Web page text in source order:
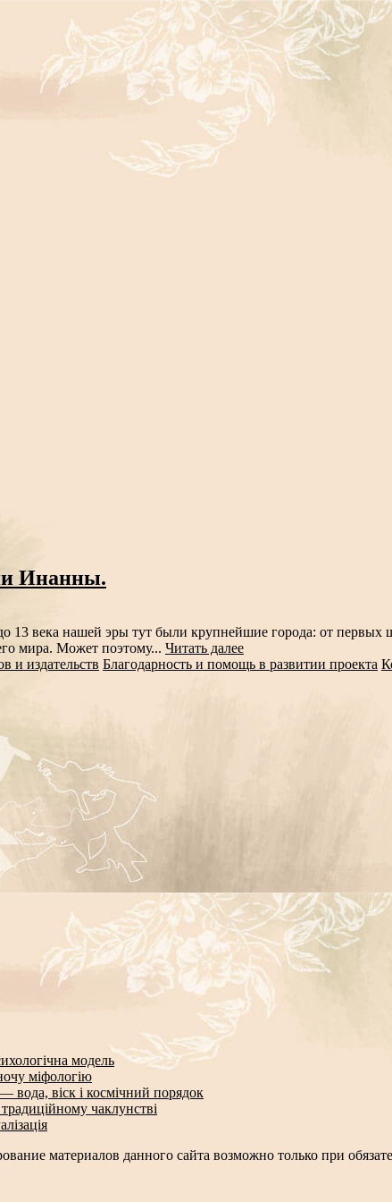
Инанны.
13 века нашей эры тут были крупнейшие города: от первых
мира. Может поэтому... Читать далее
и издательств Благодарность и помощь в развитии проекта
модель
міфологію
вода, віск і космічний порядок
чаклунстві
материалов данного сайта возможно только при